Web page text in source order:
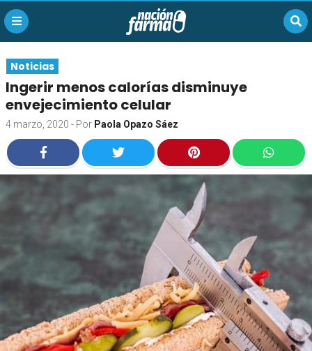
Noticias
Ingerir menos calorías disminuye
envejecimiento celular
4 marzo, 2020 - Por Paola Opazo Sáez